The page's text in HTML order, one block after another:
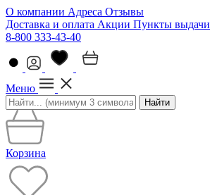
О компании Адреса Отзывы
Доставка и оплата Акции Пункты выдачи
8-800 333-43-40
Меню
Найти
Корзина